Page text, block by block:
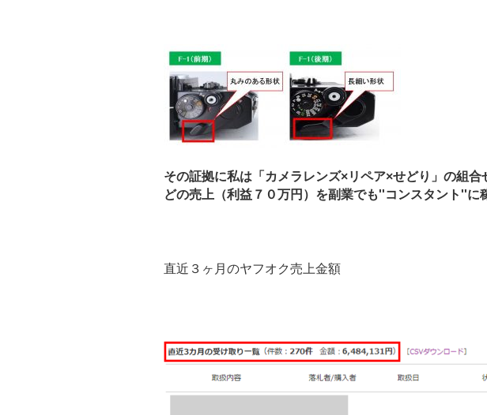
その証拠に私は「カメラレンズ×リペア×せどり」の組
どの売上（利益７０万円）を副業でも''コンスタント''に
直近３ヶ月のヤフオク売上金額